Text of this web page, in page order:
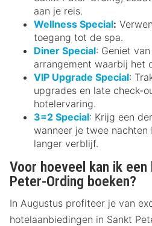
aan je reis.
Wellness Special:
toegang tot de spa.
Diner Special: Geniet
arrangement waarbij het
VIP Upgrade Special:
upgrades en late check-
hotelervaring.
3=2 Special: Krijg een
wanneer je twee
langer verblijf.
Voor hoeveel kan ik
Peter-Ording boeken?
In Augustus profiteer je van
hotelaanbiedingen in Sankt